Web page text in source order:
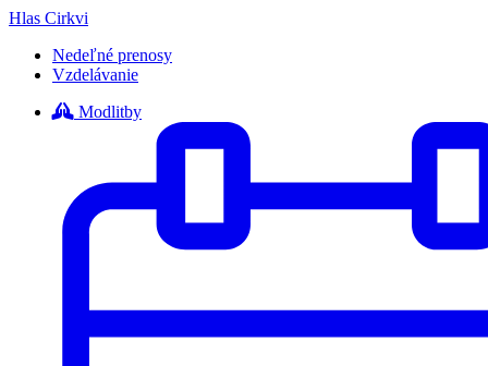
Hlas Cirkvi
Nedeľné prenosy
Vzdelávanie
Modlitby